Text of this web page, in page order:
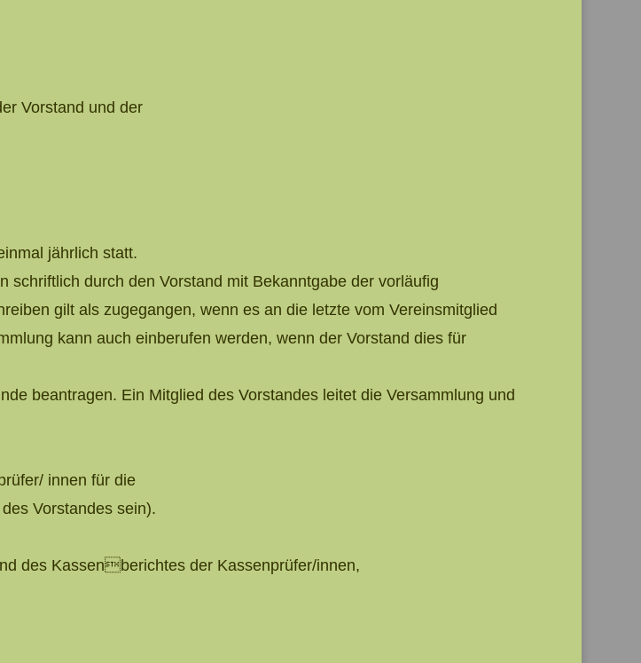
Vorstand und der
jährlich statt.
durch den Vorstand mit Bekanntgabe der vorläufig
gilt als zugegangen, wenn es an die letzte vom Vereinsmitglied
kann auch einberufen werden, wenn der Vorstand dies für
beantragen. Ein Mitglied des Vorstandes leitet die Versammlung und
innen für die
Vorstandes sein).
des Kassenberichtes der Kassenprüfer/innen,